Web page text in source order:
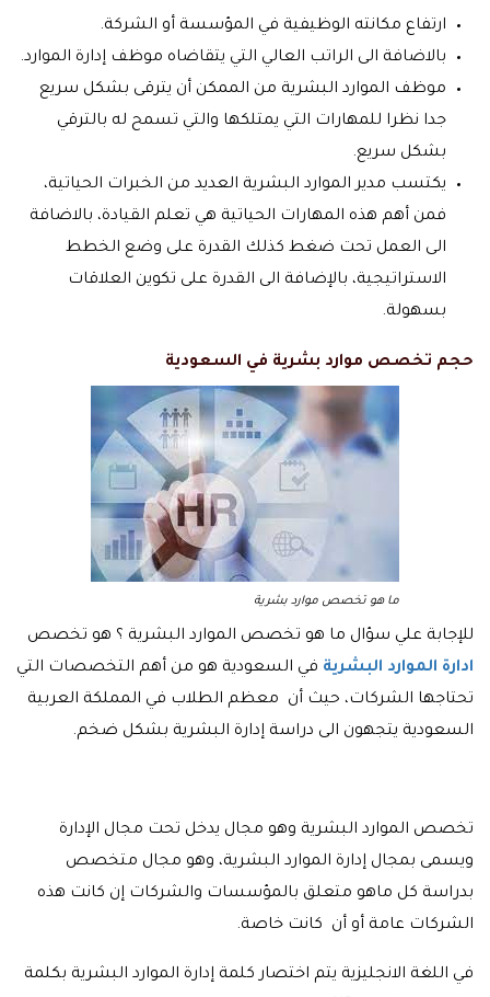
ارتفاع مكانته الوظيفية في المؤسسة أو الشركة.
بالاضافة الى الراتب العالي التي يتقاضاه موظف إدارة الموارد.
موظف الموارد البشرية من الممكن أن يترقى بشكل سريع
جدا نظرا للمهارات التي يمتلكها والتي تسمح له بالترقي
بشكل سريع.
يكتسب مدير الموارد البشرية العديد من الخبرات الحياتية،
فمن أهم هذه المهارات الحياتية هي تعلم القيادة، بالاضافة
الى العمل تحت ضغط كذلك القدرة على وضع الخطط
الاستراتيجية، بالإضافة الى القدرة على تكوين العلاقات
بسهولة.
حجم تخصص موارد بشرية في السعودية
ما هو تخصص موارد بشرية
للإجابة علي سؤال ما هو تخصص الموارد البشرية ؟ هو تخصص
ادارة الموارد البشرية في السعودية هو من أهم التخصصات التي
تحتاجها الشركات، حيث أن معظم الطلاب في المملكة العربية
السعودية يتجهون الى دراسة إدارة البشرية بشكل ضخم.
تخصص الموارد البشرية وهو مجال يدخل تحت مجال الإدارة
ويسمى بمجال إدارة الموارد البشرية، وهو مجال متخصص
بدراسة كل ماهو متعلق بالمؤسسات والشركات إن كانت هذه
الشركات عامة أو أن كانت خاصة.
في اللغة الانجليزية يتم اختصار كلمة إدارة الموارد البشرية بكلمة